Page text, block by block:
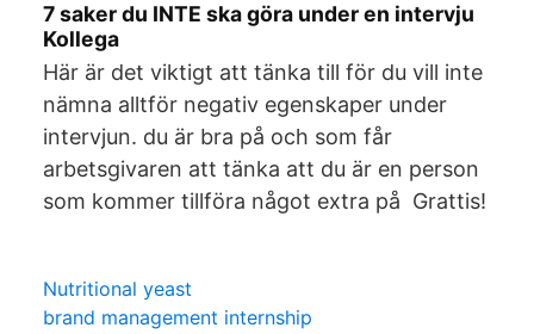
7 saker du INTE ska göra under en intervju
Kollega
Här är det viktigt att tänka till för du vill inte
nämna alltför negativ egenskaper under
intervjun. du är bra på och som får
arbetsgivaren att tänka att du är en person
som kommer tillföra något extra på Grattis!
Nutritional yeast
brand management internship